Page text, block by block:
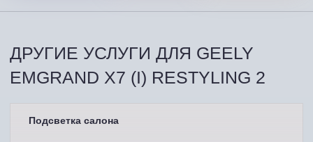
ДРУГИЕ УСЛУГИ ДЛЯ GEELY
EMGRAND X7 (I) RESTYLING 2
Подсветка салона